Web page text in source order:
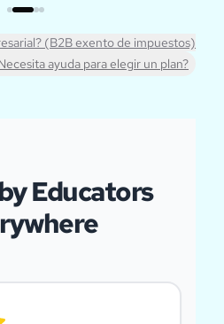
(B2B exento de impuestos)
ayuda para elegir un plan?
Educators